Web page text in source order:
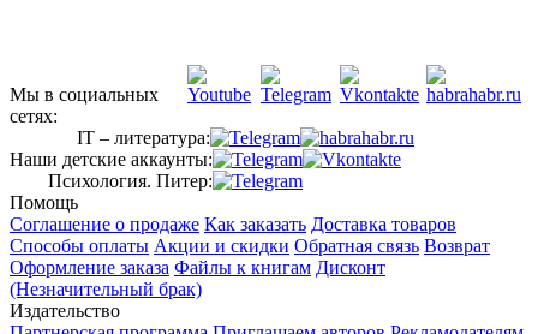
Мы в социальных
сетях:
IT – литература:
Наши детские аккаунты:
Психология. Питер:
Помощь
Соглашение о продаже Как заказать Доставка товаров
Способы оплаты Акции и скидки Обратная связь Возврат
Оформление заказа Файлы к книгам Дисконт
(Незначительный брак)
Издательство